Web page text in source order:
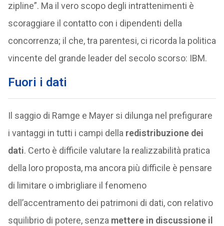
zipline”. Ma il vero scopo degli intrattenimenti è
scoraggiare il contatto con i dipendenti della
concorrenza; il che, tra parentesi, ci ricorda la politica
vincente del grande leader del secolo scorso: IBM.
Fuori i dati
Il saggio di Ramge e Mayer si dilunga nel prefigurare
i vantaggi in tutti i campi della redistribuzione dei
dati. Certo è difficile valutare la realizzabilità pratica
della loro proposta, ma ancora più difficile è pensare
di limitare o imbrigliare il fenomeno
dell’accentramento dei patrimoni di dati, con relativo
squilibrio di potere, senza mettere in discussione il